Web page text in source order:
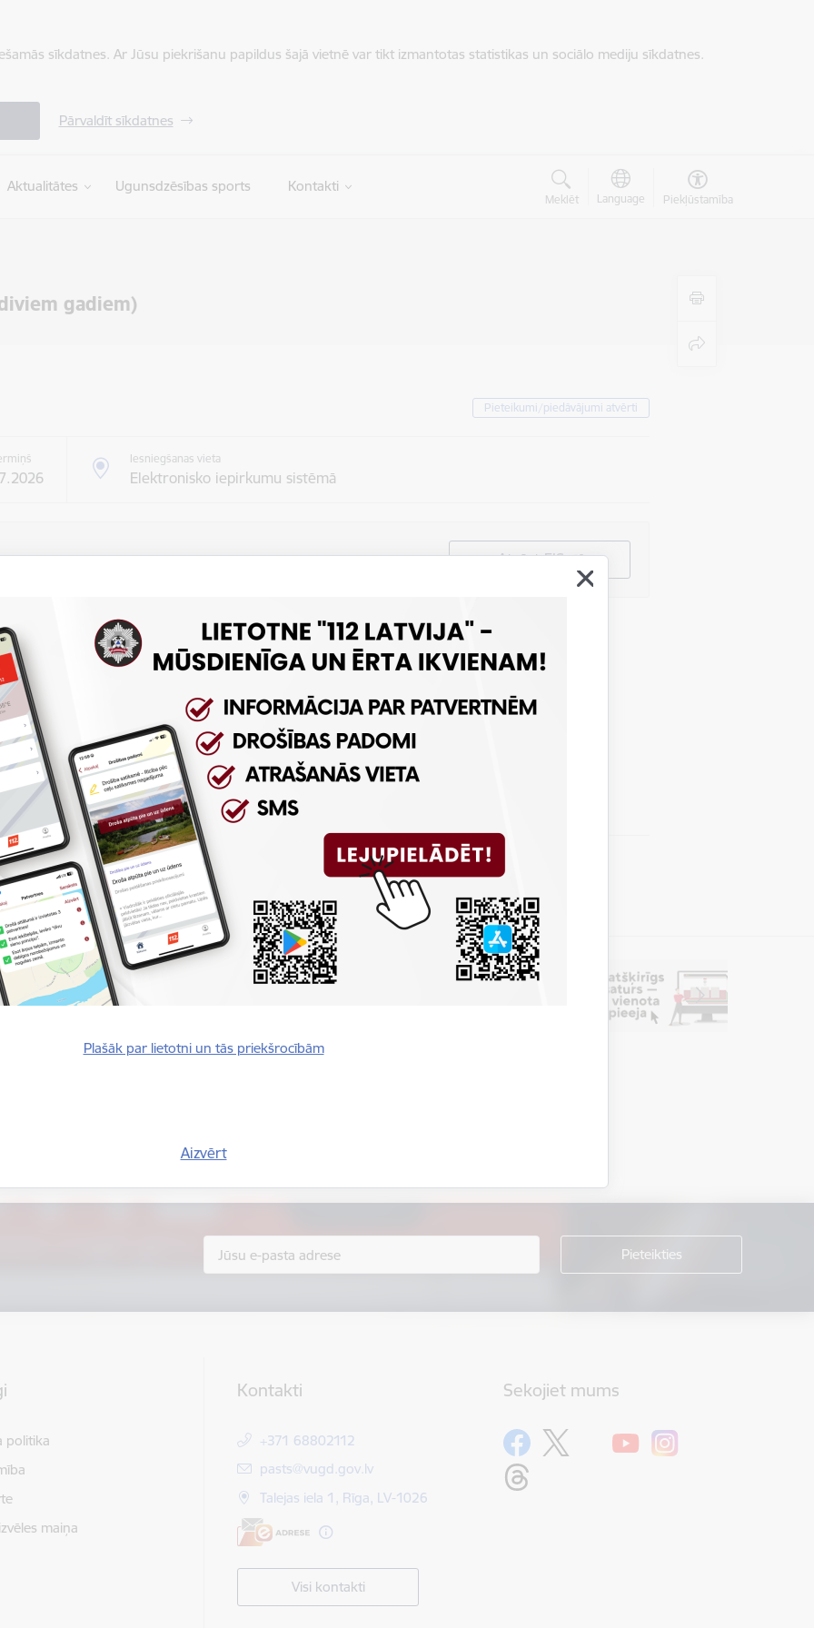
sīkdatnes. Ar Jūsu piekrišanu papildus šajā vietnē var tikt izmantotas statistikas un sociālo mediju sīkdatnes.
Pārvaldīt sīkdatnes
Aktualitātes Ugunsdzēsības sports Kontakti
Meklēt Language Piekļūstamība
gadiem)
Plašāk par lietotni un tās priekšrocībām
Aizvērt
Pieteikumi/piedāvājumi atvērti
Iesniegšanas vieta
Elektronisko iepirkumu sistēmā
Atvērt EIS
Sniegt atsauksmi
politika
maiņa
Kontakti
+371 68802112
E-pasts:
pasts@vugd.gov.lv
Talejas iela 1, Rīga, LV-1026
Visi kontakti
Sekojiet mums